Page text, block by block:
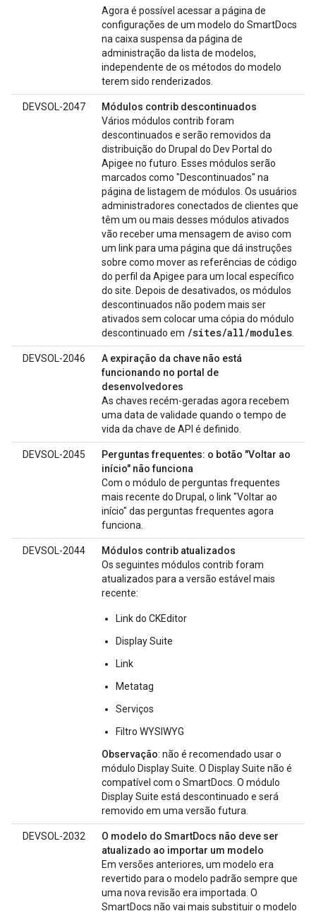
Agora é possível acessar a página de
configurações de um modelo do SmartDocs
na caixa suspensa da página de
administração da lista de modelos,
independente de os métodos do modelo
terem sido renderizados.
DEVSOL-2047
Módulos contrib descontinuados
Vários módulos contrib foram
descontinuados e serão removidos da
distribuição do Drupal do Dev Portal do
Apigee no futuro. Esses módulos serão
marcados como "Descontinuados" na
página de listagem de módulos. Os usuários
administradores conectados de clientes que
têm um ou mais desses módulos ativados
vão receber uma mensagem de aviso com
um link para uma página que dá instruções
sobre como mover as referências de código
do perfil da Apigee para um local específico
do site. Depois de desativados, os módulos
descontinuados não podem mais ser
ativados sem colocar uma cópia do módulo
descontinuado em /sites/all/modules
DEVSOL-2046
A expiração da chave não está
funcionando no portal de
desenvolvedores
As chaves recém-geradas agora recebem
uma data de validade quando o tempo de
vida da chave de API é definido.
DEVSOL-2045
Perguntas frequentes: o botão "Voltar ao
início" não funciona
Com o módulo de perguntas frequentes
mais recente do Drupal, o link "Voltar ao
início" das perguntas frequentes agora
funciona.
DEVSOL-2044
Módulos contrib atualizados
Os seguintes módulos contrib foram
atualizados para a versão estável mais
recente:
Link do CKEditor
Display Suite
Link
Metatag
Serviços
Filtro WYSIWYG
Observação: não é recomendado usar o
módulo Display Suite. O Display Suite não é
compatível com o SmartDocs. O módulo
Display Suite está descontinuado e será
removido em uma versão futura.
DEVSOL-2032
O modelo do SmartDocs não deve ser
atualizado ao importar um modelo
Em versões anteriores, um modelo era
revertido para o modelo padrão sempre que
uma nova revisão era importada. O
SmartDocs não vai mais substituir o modelo